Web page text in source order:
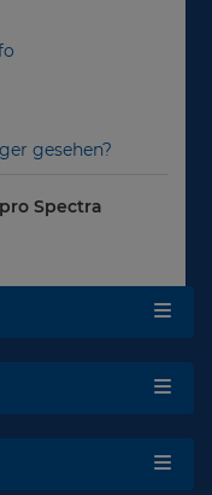
gesehen?
Spectra